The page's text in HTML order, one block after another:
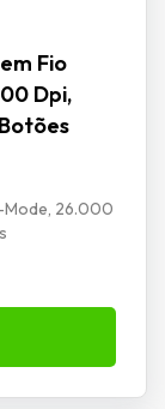
Fio
Dpi,
Mode, 26.000